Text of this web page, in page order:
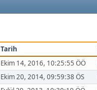
Tarih
Ekim 14, 2016, 10:25:55 ÖÖ
Ekim 20, 2014, 09:59:38 ÖS